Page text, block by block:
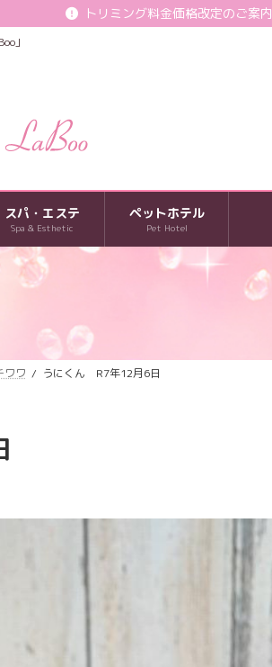
トリミング料金価格改定のご案内
」
スパ・エステ
Spa & Esthetic
ペットホテル
Pet Hotel
ワワ うにくん R7年12月6日